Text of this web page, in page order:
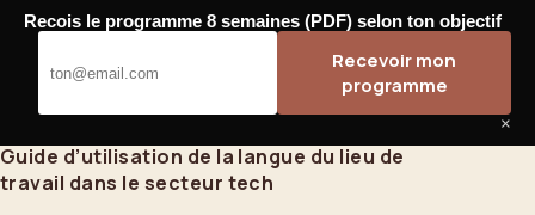
Passer
contenu
Bahoo
Guide d’utilisation de la langue du lieu de
travail dans le secteur tech
Recois le programme 8 semaines (PDF) selon ton objectif
Recevoir mon
programme
×